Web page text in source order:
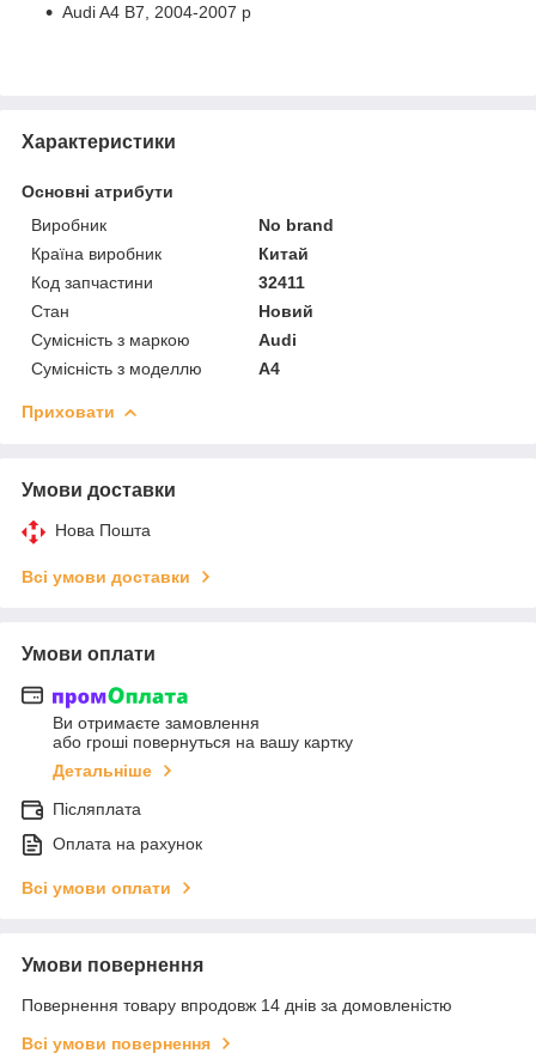
Audi A4 B7, 2004-2007 р
Характеристики
Основні атрибути
Виробник
No brand
Країна виробник
Китай
Код запчастини
32411
Стан
Новий
Сумісність з маркою
Audi
Сумісність з моделлю
A4
Приховати
Умови доставки
Нова Пошта
Всі умови доставки
Умови оплати
Ви отримаєте замовлення
або гроші повернуться на вашу картку
Детальніше
Післяплата
Оплата на рахунок
Всі умови оплати
Умови повернення
Повернення товару впродовж 14 днів за домовленістю
Всі умови повернення